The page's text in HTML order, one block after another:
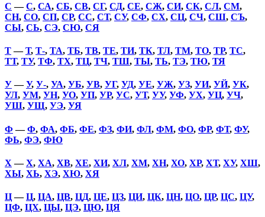
С —С, СА, СБ, СВ, СГ, СД, СЕ, СЖ, СИ, СК, СЛ, СМ,
СН, СО, СП, СР, СС, СТ, СУ, СФ, СХ, СЦ, СЧ, СШ, СЪ,
СЫ, СЬ, СЭ, СЮ, СЯ
Т—Т, Т-, ТА, ТБ, ТВ, ТЕ, ТИ, ТК, ТЛ, ТМ, ТО, ТР, ТС,
ТТ, ТУ, ТФ, ТХ, ТЦ, ТЧ, ТШ, ТЫ, ТЬ, ТЭ, ТЮ, ТЯ
У—У, У-, УА, УБ, УВ, УГ, УД, УЕ, УЖ, УЗ, УИ, УЙ, УК,
УЛ, УМ, УН, УО, УП, УР, УС, УТ, УУ, УФ, УХ, УЦ, УЧ,
УШ, УЩ, УЭ, УЯ
Ф —Ф, ФА, ФБ, ФЕ, ФЗ, ФИ, ФЛ, ФМ, ФО, ФР, ФТ, ФУ,
ФЬ, ФЭ, ФЮ
Х —Х, ХА, ХВ, ХЕ, ХИ, ХЛ, ХМ, ХН, ХО, ХР, ХТ, ХУ, ХШ,
ХЫ, ХЬ, ХЭ, ХЮ, ХЯ
Ц—Ц, ЦА, ЦВ, ЦД, ЦЕ, ЦЗ, ЦИ, ЦК, ЦН, ЦО, ЦР, ЦС, ЦУ,
ЦФ, ЦХ, ЦЫ, ЦЭ, ЦЮ, ЦЯ